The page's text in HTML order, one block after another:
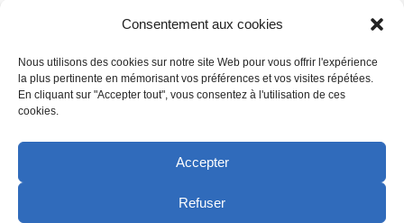
Consentement aux cookies
Nous utilisons des cookies sur notre site Web pour vous offrir l'expérience
la plus pertinente en mémorisant vos préférences et vos visites répétées.
En cliquant sur "Accepter tout", vous consentez à l'utilisation de ces
cookies.
Accepter
Refuser
Protection de données personnelles /